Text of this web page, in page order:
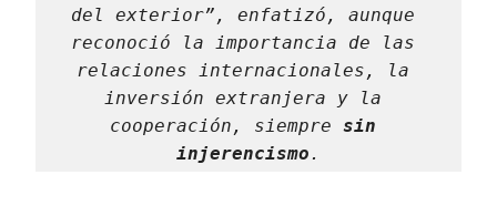
del exterior”, enfatizó, aunque
reconoció la importancia de las
relaciones internacionales, la
inversión extranjera y la
cooperación, siempre sin
injerencismo.